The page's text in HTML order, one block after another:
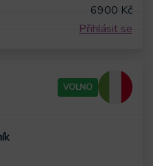
6900 Kč
Přihlásit se
VOLNO